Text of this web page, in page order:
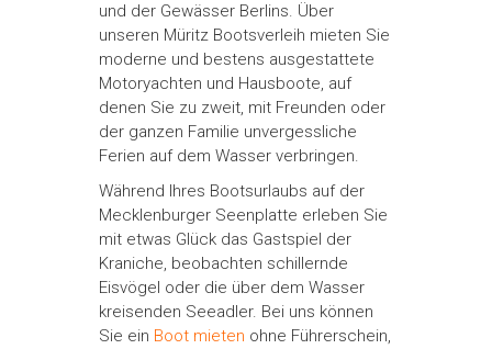
und der Gewässer Berlins. Über
unseren Müritz Bootsverleih mieten Sie
moderne und bestens ausgestattete
Motoryachten und Hausboote, auf
denen Sie zu zweit, mit Freunden oder
der ganzen Familie unvergessliche
Ferien auf dem Wasser verbringen.
Während Ihres Bootsurlaubs auf der
Mecklenburger Seenplatte erleben Sie
mit etwas Glück das Gastspiel der
Kraniche, beobachten schillernde
Eisvögel oder die über dem Wasser
kreisenden Seeadler. Bei uns können
Sie ein Boot mieten ohne Führerschein,